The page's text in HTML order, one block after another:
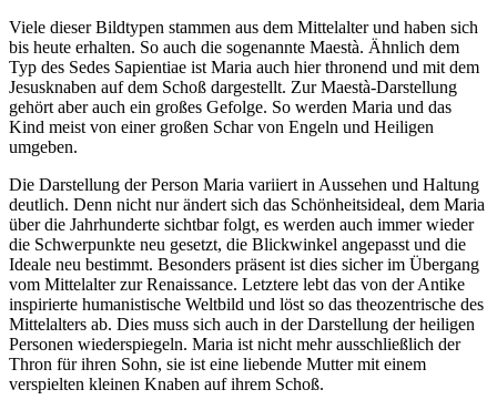
Viele dieser Bildtypen stammen aus dem Mittelalter und haben sich
bis heute erhalten. So auch die sogenannte Maestà. Ähnlich dem
Typ des Sedes Sapientiae ist Maria auch hier thronend und mit dem
Jesusknaben auf dem Schoß dargestellt. Zur Maestà-Darstellung
gehört aber auch ein großes Gefolge. So werden Maria und das
Kind meist von einer großen Schar von Engeln und Heiligen
umgeben.
Die Darstellung der Person Maria variiert in Aussehen und Haltung
deutlich. Denn nicht nur ändert sich das Schönheitsideal, dem Maria
über die Jahrhunderte sichtbar folgt, es werden auch immer wieder
die Schwerpunkte neu gesetzt, die Blickwinkel angepasst und die
Ideale neu bestimmt. Besonders präsent ist dies sicher im Übergang
vom Mittelalter zur Renaissance. Letztere lebt das von der Antike
inspirierte humanistische Weltbild und löst so das theozentrische des
Mittelalters ab. Dies muss sich auch in der Darstellung der heiligen
Personen wiederspiegeln. Maria ist nicht mehr ausschließlich der
Thron für ihren Sohn, sie ist eine liebende Mutter mit einem
verspielten kleinen Knaben auf ihrem Schoß.